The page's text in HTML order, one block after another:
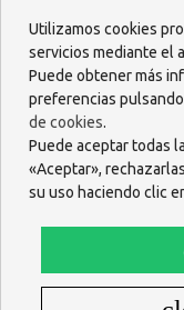
Elimina
Limpia y
Tonifica la piely
Hidrata y calma
Ofrece
externas.
Revitaliza los
Composición
Utilizamos cookies
servicios mediante el
Puede obtener más
preferencias
de cookies.
Puede aceptar todas
«Aceptar»,
su uso haciendo clic